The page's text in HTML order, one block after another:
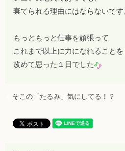
棄てられる理由にはならないです
もっともっと仕事を頑張って
これまで以上に力になれること
改めて思った１日でした
そこの「たるみ」気にしてる！？